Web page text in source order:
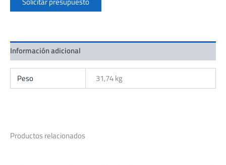
CJ.1,92
M2
Información adicional
Peso 31,74 kg
Productos relacionados